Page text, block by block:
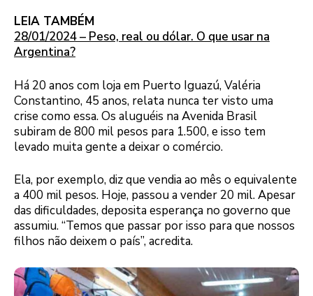
LEIA TAMBÉM
28/01/2024 – Peso, real ou dólar. O que usar na
Argentina?
Há 20 anos com loja em Puerto Iguazú, Valéria
Constantino, 45 anos, relata nunca ter visto uma
crise como essa. Os aluguéis na Avenida Brasil
subiram de 800 mil pesos para 1.500, e isso tem
levado muita gente a deixar o comércio.
Ela, por exemplo, diz que vendia ao mês o equivalente
a 400 mil pesos. Hoje, passou a vender 20 mil. Apesar
das dificuldades, deposita esperança no governo que
assumiu. “Temos que passar por isso para que nossos
filhos não deixem o país”, acredita.